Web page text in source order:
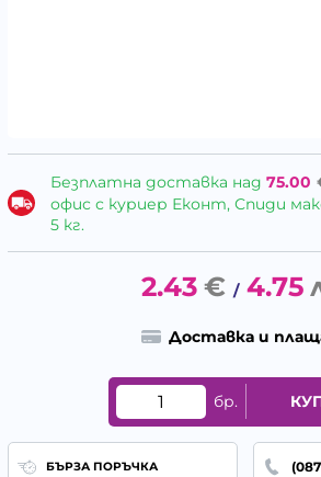
Безплатна доставка над 75.00
офис с куриер Еконт, Спиди
5 кг.
2.43 € / 4.75
Доставка и
бр.
БЪРЗА ПОРЪЧКА